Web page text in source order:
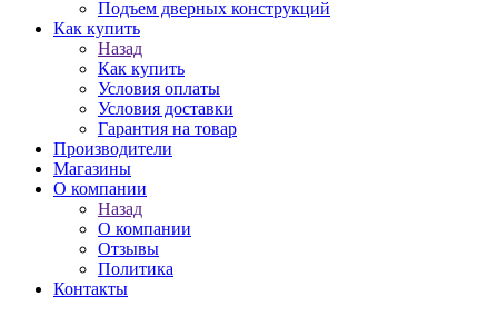
Подъем дверных конструкций
Как купить
Назад
Как купить
Условия оплаты
Условия доставки
Гарантия на товар
Производители
Магазины
О компании
Назад
О компании
Отзывы
Политика
Контакты